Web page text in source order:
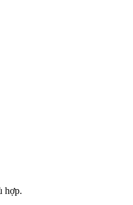
hợp.